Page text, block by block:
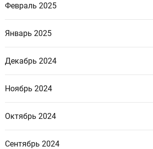
Февраль 2025
Январь 2025
Декабрь 2024
Ноябрь 2024
Октябрь 2024
Сентябрь 2024